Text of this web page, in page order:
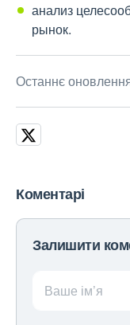
анализ
рынок.
Останнє
Коментарі
Залишити
Ваше ім’я